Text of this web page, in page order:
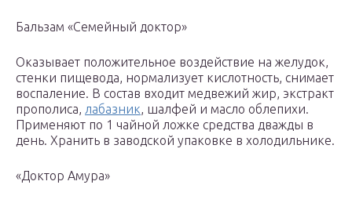
Бальзам «Семейный доктор»
Оказывает положительное воздействие на желудок,
стенки пищевода, нормализует кислотность, снимает
воспаление. В состав входит медвежий жир, экстракт
прополиса, лабазник, шалфей и масло облепихи.
Применяют по 1 чайной ложке средства дважды в
день. Хранить в заводской упаковке в холодильнике.
«Доктор Амура»